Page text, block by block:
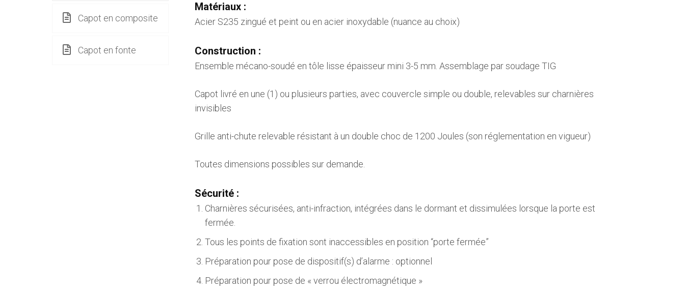
Capot en composite
Capot en fonte
Matériaux :
Acier S235 zingué et peint ou en acier inoxydable (nuance au choix)
Construction :
Ensemble mécano-soudé en tôle lisse épaisseur mini 3-5 mm. Assemblage par soudage TIG
Capot livré en une (1) ou plusieurs parties, avec couvercle simple ou double, relevables sur charnières
invisibles
Grille anti-chute relevable résistant à un double choc de 1200 Joules (son réglementation en vigueur)
Toutes dimensions possibles sur demande.
Sécurité :
Charnières sécurisées, anti-infraction, intégrées dans le dormant et dissimulées lorsque la porte est
fermée.
Tous les points de fixation sont inaccessibles en position “porte fermée”
Préparation pour pose de dispositif(s) d’alarme : optionnel
Préparation pour pose de « verrou électromagnétique »
Capot Sécurisé 5 Capot Sécurisé 4